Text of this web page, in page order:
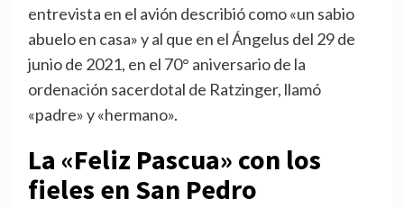
entrevista en el avión describió como «un sabio
abuelo en casa» y al que en el Ángelus del 29 de
junio de 2021, en el 70° aniversario de la
ordenación sacerdotal de Ratzinger, llamó
«padre» y «hermano».
La «Feliz Pascua» con los
fieles en San Pedro